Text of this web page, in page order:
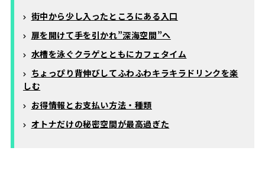
街中から少し入ったところにある入口
扉を開けて手を引かれ”深海空間”へ
水槽を泳ぐクラゲとともにカフェタイム
ちょっぴり背伸びしてふわふわキラキラドリンクを楽
しむ
お得情報とお支払い方法・種類
オトナだけの秘密空間が最高過ぎた